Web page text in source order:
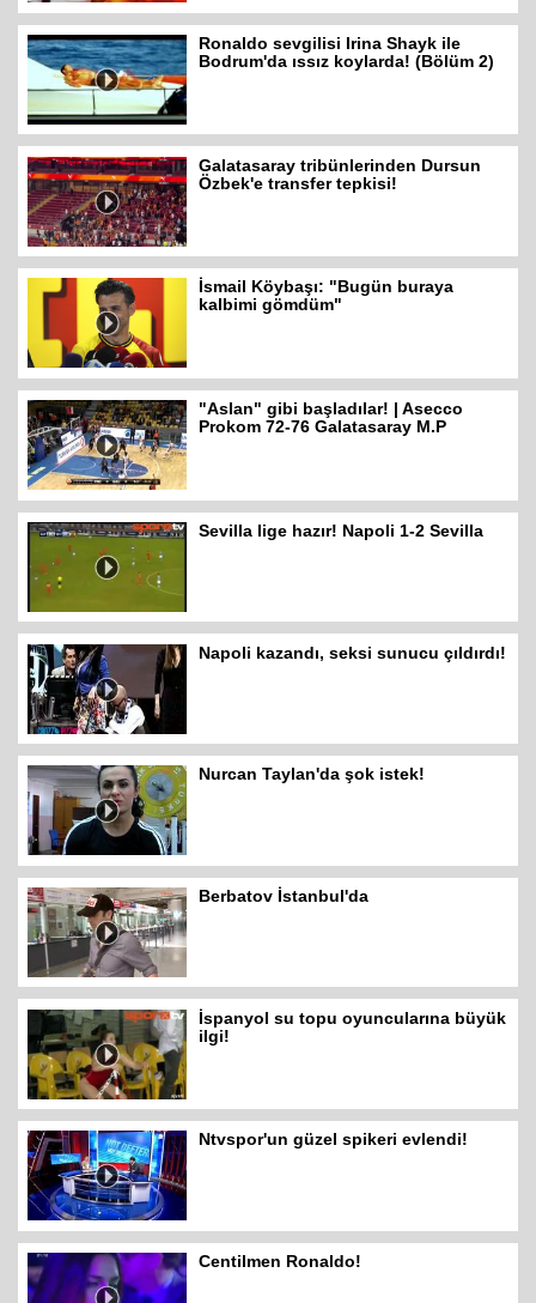
Ronaldo sevgilisi Irina Shayk ile
Bodrum'da ıssız koylarda! (Bölüm 2)
Galatasaray tribünlerinden Dursun
Özbek'e transfer tepkisi!
İsmail Köybaşı: "Bugün buraya
kalbimi gömdüm"
"Aslan" gibi başladılar! | Asecco
Prokom 72-76 Galatasaray M.P
Sevilla lige hazır! Napoli 1-2 Sevilla
Napoli kazandı, seksi sunucu çıldırdı!
Nurcan Taylan'da şok istek!
Berbatov İstanbul'da
İspanyol su topu oyuncularına büyük
ilgi!
Ntvspor'un güzel spikeri evlendi!
Centilmen Ronaldo!